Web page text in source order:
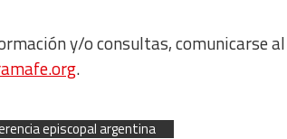
y/o consultas, comunicarse
.
episcopal argentina